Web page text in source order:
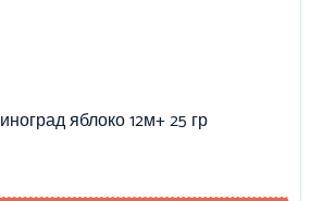
яблоко 12м+ 25 гр